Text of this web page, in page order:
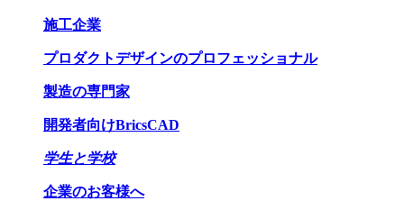
施工企業
プロダクトデザインのプロフェッショナル
製造の専門家
開発者向けBricsCAD
学生と学校
企業のお客様へ